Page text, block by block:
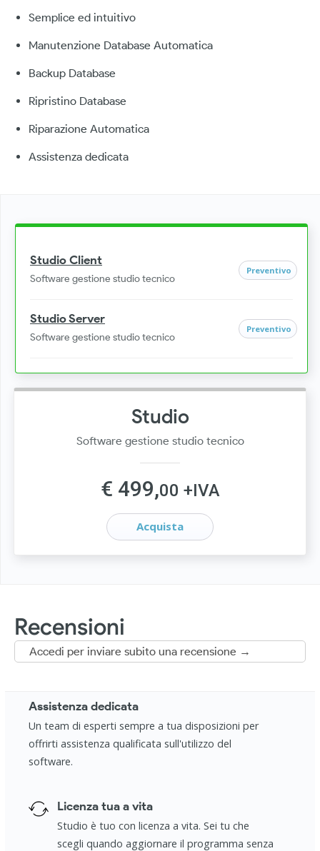
Semplice ed intuitivo
Manutenzione Database Automatica
Backup Database
Ripristino Database
Riparazione Automatica
Assistenza dedicata
Studio Client
Software gestione studio tecnico
Preventivo
Studio Server
Software gestione studio tecnico
Preventivo
Studio
Software gestione studio tecnico
€ 499,00 +IVA
Acquista
Recensioni
Accedi per inviare subito una recensione →
Assistenza dedicata
Un team di esperti sempre a tua disposizioni per
offrirti assistenza qualificata sull'utilizzo del
software.
Licenza tua a vita
Studio è tuo con licenza a vita. Sei tu che
scegli quando aggiornare il programma senza